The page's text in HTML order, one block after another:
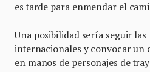
es tarde para enmendar el
Una posibilidad sería seguir las
internacionales y convocar un
en manos de personajes de